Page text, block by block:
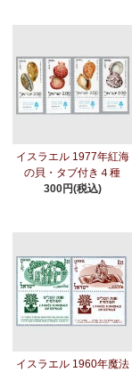
イスラエル 1977年紅海
の貝・タブ付き４種
300円(税込)
イスラエル 1960年魔法